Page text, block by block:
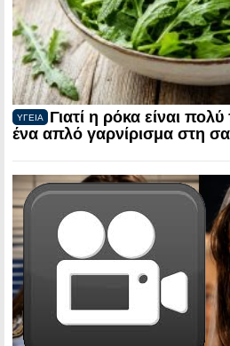
ΥΓΕΙΑ
Γιατί η ρόκα είναι
ένα απλό γαρνίρισμα στη